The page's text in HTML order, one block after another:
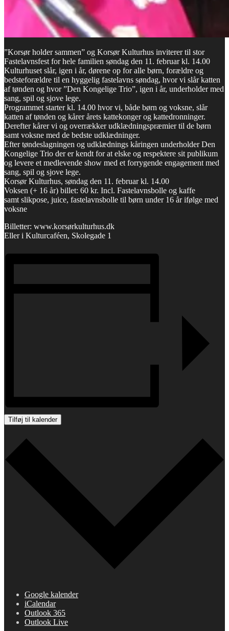
”Korsør holder sammen” og Korsør Kulturhus inviterer til stor
Fastelavnsfest for hele familien søndag den 11. februar kl. 14.00
Kulturhuset slår, igen i år, dørene op for alle børn, forældre og
bedsteforældre til en hyggelig fastelavns søndag, hvor vi slår katten
af tønden og hvor ”Den Kongelige Trio”, igen i år, underholder med
sang, spil og sjove lege.
Programmet starter kl. 14.00 hvor vi, både børn og voksne, slår
katten af tønden og kårer årets kattekonger og kattedronninger.
Derefter kårer vi og overrækker udklædningspræmier til de børn
samt voksne med de bedste udklædninger.
Efter tøndeslagningen og udklædnings kåringen underholder Den
Kongelige Trio der er kendt for at elske og respektere sit publikum
og levere et medlevende show med et forrygende engagement med
sang, spil og sjove lege.
Korsør Kulturhus, søndag den 11. februar kl. 14.00
Voksen (+ 16 år) billet: 60 kr. Incl. Fastelavnsbolle og kaffe
samt slikpose, juice, fastelavnsbolle til børn under 16 år ifølge med
voksne
Billetter: www.korsørkulturhus.dk
Eller i Kulturcaféen, Skolegade 1
Tilføj til kalender
Google kalender
iCalendar
Outlook 365
Outlook Live